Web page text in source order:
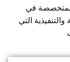
المتخصصة في
التي